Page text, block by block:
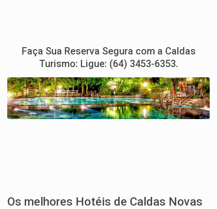
Faça Sua Reserva Segura com a Caldas
Turismo: Ligue: (64) 3453-6353.
Os melhores Hotéis de Caldas Novas